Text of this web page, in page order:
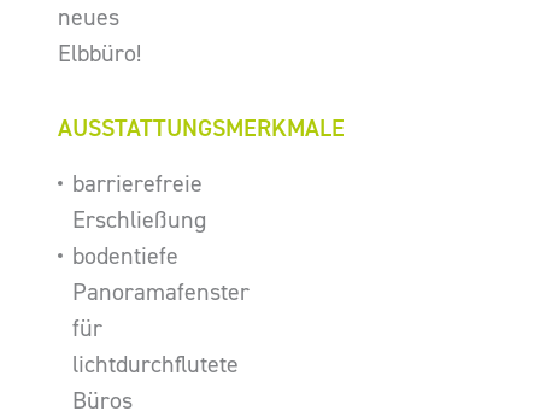
neues
Elbbüro!
AUSSTATTUNGSMERKMALE
barrierefreie
Erschließung
bodentiefe
Panoramafenster
für
lichtdurchflutete
Büros